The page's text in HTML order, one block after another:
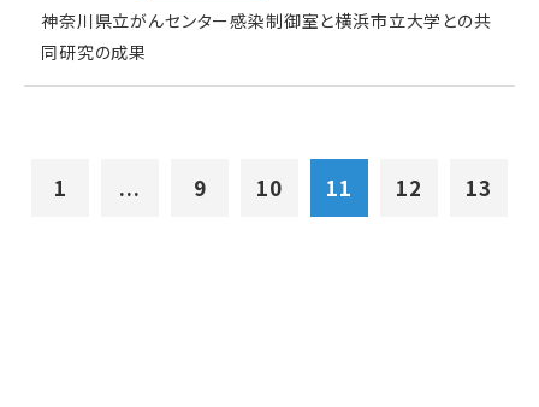
神奈川県立がんセンター感染制御室と横浜市立大学との共
同研究の成果
1 ... 9 10 11 12 13